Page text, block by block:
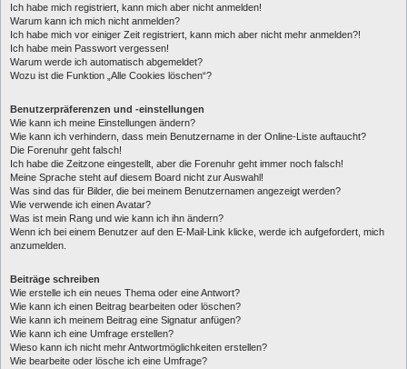
Ich habe mich registriert, kann mich aber nicht anmelden!
Warum kann ich mich nicht anmelden?
Ich habe mich vor einiger Zeit registriert, kann mich aber nicht mehr anmelden?!
Ich habe mein Passwort vergessen!
Warum werde ich automatisch abgemeldet?
Wozu ist die Funktion „Alle Cookies löschen“?
Benutzerpräferenzen und -einstellungen
Wie kann ich meine Einstellungen ändern?
Wie kann ich verhindern, dass mein Benutzername in der Online-Liste auftaucht?
Die Forenuhr geht falsch!
Ich habe die Zeitzone eingestellt, aber die Forenuhr geht immer noch falsch!
Meine Sprache steht auf diesem Board nicht zur Auswahl!
Was sind das für Bilder, die bei meinem Benutzernamen angezeigt werden?
Wie verwende ich einen Avatar?
Was ist mein Rang und wie kann ich ihn ändern?
Wenn ich bei einem Benutzer auf den E-Mail-Link klicke, werde ich aufgefordert, mich
anzumelden.
Beiträge schreiben
Wie erstelle ich ein neues Thema oder eine Antwort?
Wie kann ich einen Beitrag bearbeiten oder löschen?
Wie kann ich meinem Beitrag eine Signatur anfügen?
Wie kann ich eine Umfrage erstellen?
Wieso kann ich nicht mehr Antwortmöglichkeiten erstellen?
Wie bearbeite oder lösche ich eine Umfrage?